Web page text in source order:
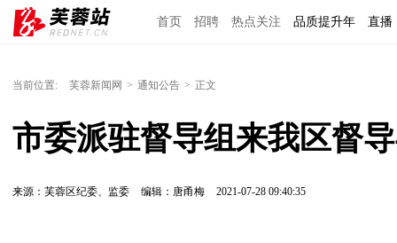
首页 招聘 热点关注 品质提升年 直播
当前位置: 芙蓉新闻网 > 通知公告 > 正文
市委派驻督导组来我区督
来源：芙蓉区纪委、监委 编辑：唐甬梅 2021-07-28 09:40:35